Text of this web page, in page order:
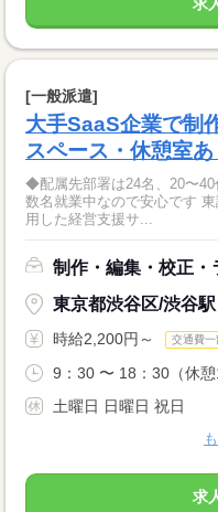
[一般派遣]
大手SaaS企業で制
スペース・休憩室あ
◆配属先部署は24名、20〜
数名就業中なので安心です 東証プライム上場・ビジネスデータを活
用した経営支援サ...
制作・編集・校正・
東京都渋谷区/渋谷駅
時給2,200円～ 交通費一
9：30 〜 18：30（休
土曜日 日曜日 祝日
求